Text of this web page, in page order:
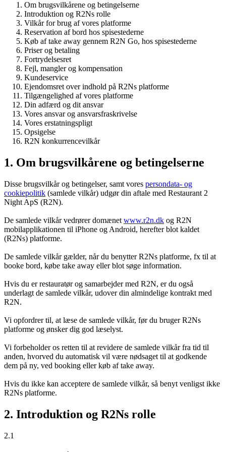
Om brugsvilkårene og betingelserne
Introduktion og R2Ns rolle
Vilkår for brug af vores platforme
Reservation af bord hos spisestederne
Køb af take away gennem R2N Go, hos spisestederne
Priser og betaling
Fortrydelsesret
Fejl, mangler og kompensation
Kundeservice
Ejendomsret over indhold på R2Ns platforme
Tilgængelighed af vores platforme
Din adfærd og dit ansvar
Vores ansvar og ansvarsfraskrivelse
Vores erstatningspligt
Opsigelse
R2N konkurrencevilkår
1. Om brugsvilkårene og betingelserne
Disse brugsvilkår og betingelser, samt vores persondata- og
cookiepolitik (samlede vilkår) udgør din aftale med Restaurant 2
Night ApS (R2N).
De samlede vilkår vedrører domænet www.r2n.dk og R2N
mobilapplikationen til iPhone og Android, herefter blot kaldet
(R2Ns) platforme.
De samlede vilkår gælder, når du benytter R2Ns platforme, fx til at
booke bord, købe take away eller blot søge information.
Hvis du er restauratør og samarbejder med R2N, er du også
underlagt de samlede vilkår, udover din almindelige kontrakt med
R2N.
Vi opfordrer til, at læse de samlede vilkår, før du bruger R2Ns
platforme og ønsker dig god læselyst.
Vi forbeholder os retten til at revidere de samlede vilkår fra tid til
anden, hvorved du automatisk vil være nødsaget til at godkende
dem på ny, ved booking eller køb af take away.
Hvis du ikke kan acceptere de samlede vilkår, så benyt venligst ikke
R2Ns platforme.
2. Introduktion og R2Ns rolle
2.1